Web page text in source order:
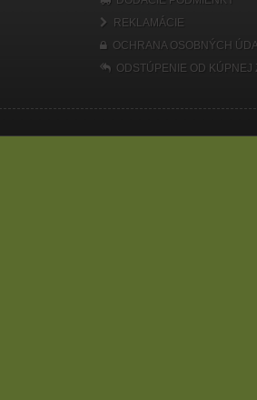
REKLAMÁCIE
OCHRANA OSOBNÝCH
ODSTÚPENIE OD KÚPNEJ